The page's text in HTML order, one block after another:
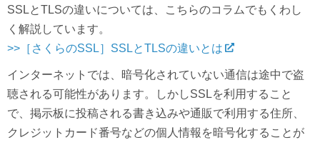
SSLとTLSの違いについては、こちらのコラムでもくわし
く解説しています。
>>［さくらのSSL］SSLとTLSの違いとは
インターネットでは、暗号化されていない通信は途中で盗
聴される可能性があります。しかしSSLを利用すること
で、掲示板に投稿される書き込みや通販で利用する住所、
クレジットカード番号などの個人情報を暗号化することが